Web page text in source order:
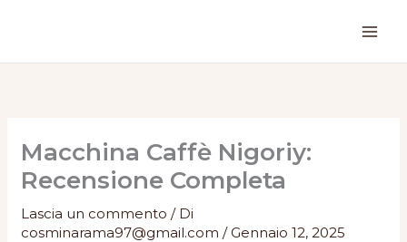
Macchina Caffè Nigoriy:
Recensione Completa
Lascia un commento / Di
cosminarama97@gmail.com/Gennaio 12, 2025